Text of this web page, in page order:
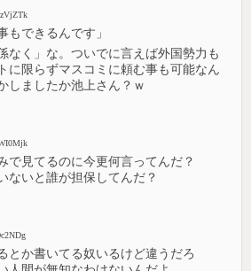
もできるんです」
なく」な。ついでに言えば外国勢力も
に限らずマスコミに頼む事も可能なん
しましたか池上さん？ｗ
で見てるのに今更何言ってんだ？
ないと誰が担保してんだ？
とか書いてる奴いるけど違うだろ